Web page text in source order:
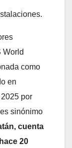
World
como
en
por
sinónimo
cuenta
20